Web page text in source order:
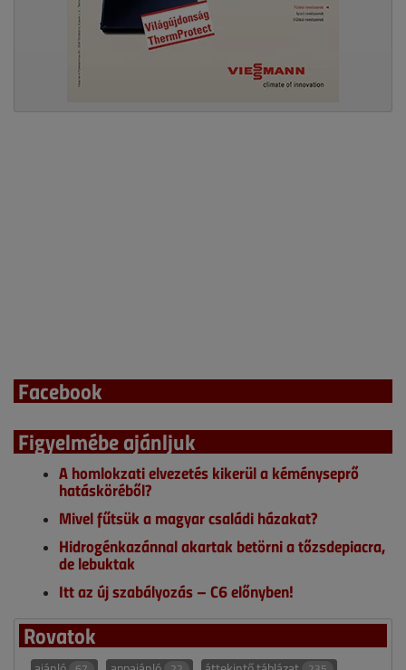
Facebook
Figyelmébe ajánljuk
A homlokzati elvezetés kikerül a kéményseprő
hatásköréből?
Mivel fűtsük a magyar családi házakat?
Hidrogénkazánnal akartak betörni a tőzsdepiacra,
de lebuktak
Itt az új szabályozás – C6 előnyben!
Rovatok